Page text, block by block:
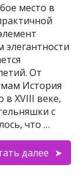
место в
элегантности
От
История
в XVIII веке,
с
что …
далее